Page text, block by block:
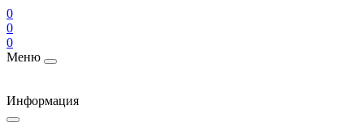
0
0
0
Меню
Информация